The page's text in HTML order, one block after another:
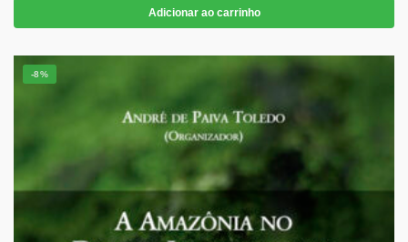
original
era:
atual
é:
Adicionar ao carrinho
-8%